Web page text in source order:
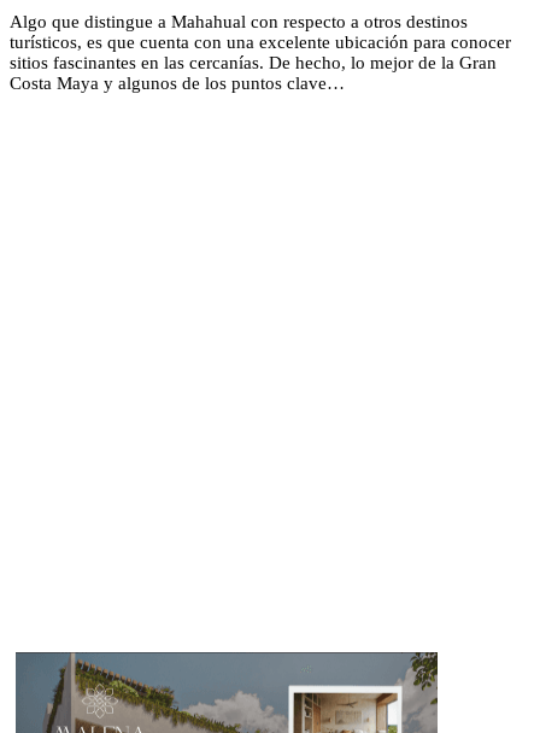
Algo que distingue a Mahahual con respecto a otros destinos
turísticos, es que cuenta con una excelente ubicación para conocer
sitios fascinantes en las cercanías. De hecho, lo mejor de la Gran
Costa Maya y algunos de los puntos clave…